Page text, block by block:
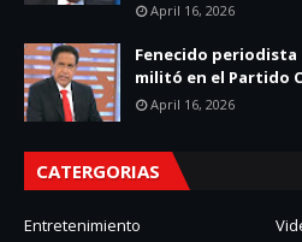
April 16, 2026
Fenecido
militó en el Partido
April 16, 2026
CATERGORIAS
Entretenimiento